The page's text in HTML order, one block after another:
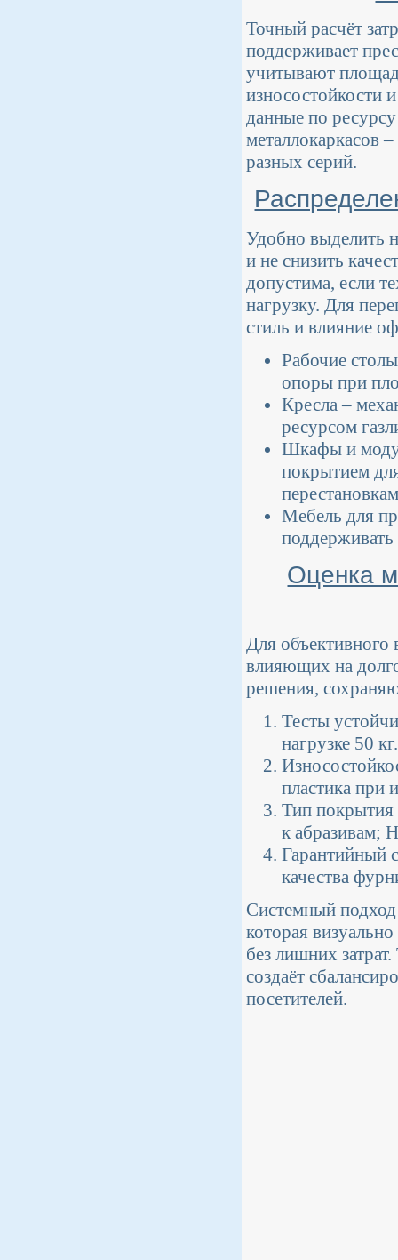
Точный расчёт
поддерживает
учитывают
износостойкости
данные по
металлокаркасов
разных серий.
Удобно выделить
и не снизить
допустима, если
нагрузку. Для
стиль и влияние
Рабочие
опоры при
Кресла –
ресурсом
Шкафы и
покрытием
Мебель для
поддерживать
Оценка
Для объективного
влияющих на
решения,
Тесты
нагрузке 50 кг.
пластика при
Тип покрытия
к абразивам;
Гарантийный
качества
Системный подход
которая
без лишних
создаёт
посетителей.